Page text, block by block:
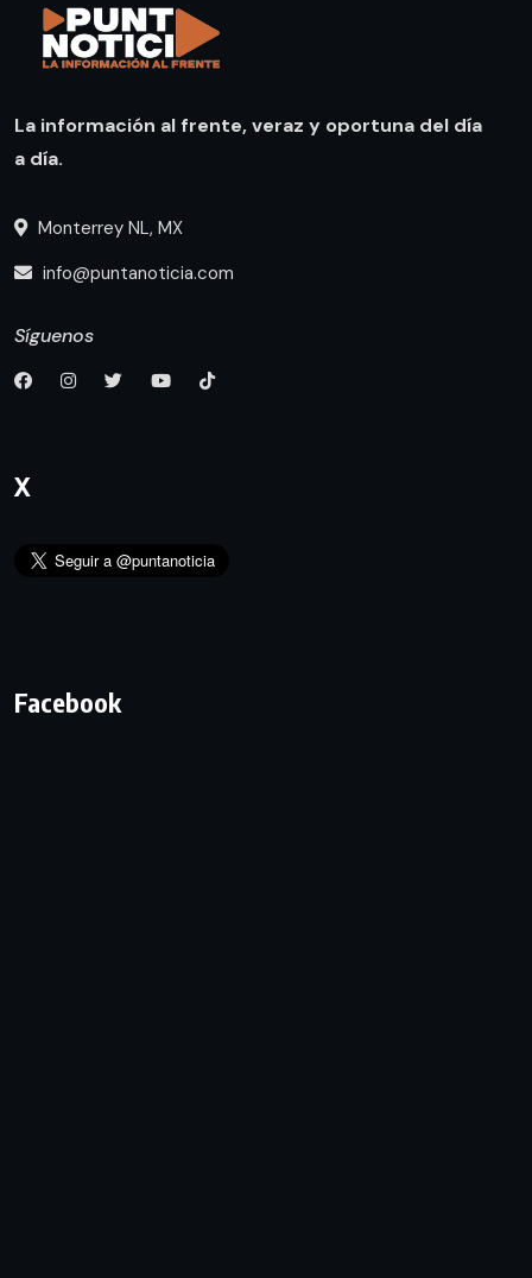
La información al frente, veraz y oportuna del día
a día.
Monterrey NL, MX
info@puntanoticia.com
Síguenos
X
Facebook